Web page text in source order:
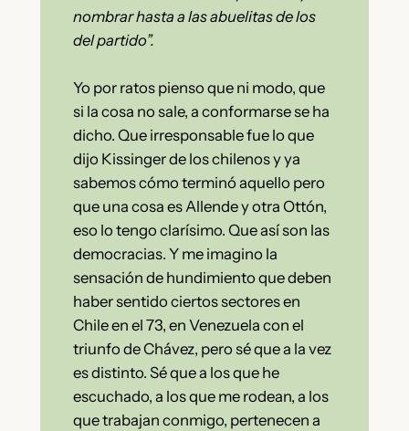
nombrar hasta a las abuelitas de los
del partido”.
Yo por ratos pienso que ni modo, que
si la cosa no sale, a conformarse se ha
dicho. Que irresponsable fue lo que
dijo Kissinger de los chilenos y ya
sabemos cómo terminó aquello pero
que una cosa es Allende y otra Ottón,
eso lo tengo clarísimo. Que así son las
democracias. Y me imagino la
sensación de hundimiento que deben
haber sentido ciertos sectores en
Chile en el 73, en Venezuela con el
triunfo de Chávez, pero sé que a la vez
es distinto. Sé que a los que he
escuchado, a los que me rodean, a los
que trabajan conmigo, pertenecen a